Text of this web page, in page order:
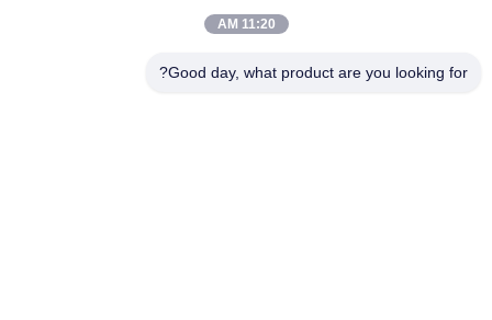
قطعات یدکی قدرت بالای 15 کیلو هرتز Ultrasonic Transducer
11:20 AM
Good day, what product are you looking for?